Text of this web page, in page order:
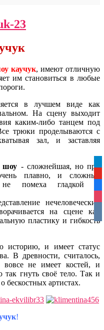
каучук, имеют отличную
им становиться в любые
в лучшем виде как
На сцену выходит
каким-либо танцем под
трюки проделываются с
зал, и заставляя
шоу - сложнейшая, но при
плавно, и сложные
не помеха гладкой и
нечеловеческих
на сцене как
пластику и гибкость
историю, и имеет статус
В древности, считалось,
вовсе не имеет костей, и
так гнуть своё тело. Так и
бескостных артистах.
!